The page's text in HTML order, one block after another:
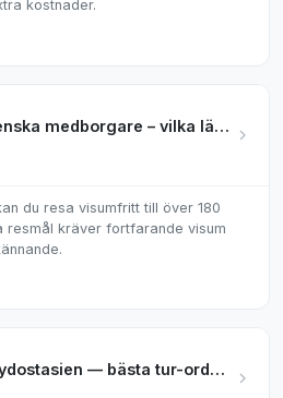
kostnader.
Visum för svenska medborgare – vilka länder kräver det?
du resa visumfritt till över 180
resmål kräver fortfarande visum
Backpacka Sydostasien — bästa tur-ordningen